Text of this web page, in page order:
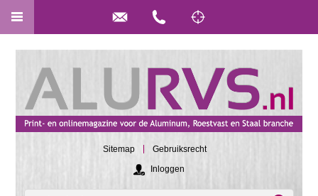
Sitemap
Gebruiksrecht
Inloggen